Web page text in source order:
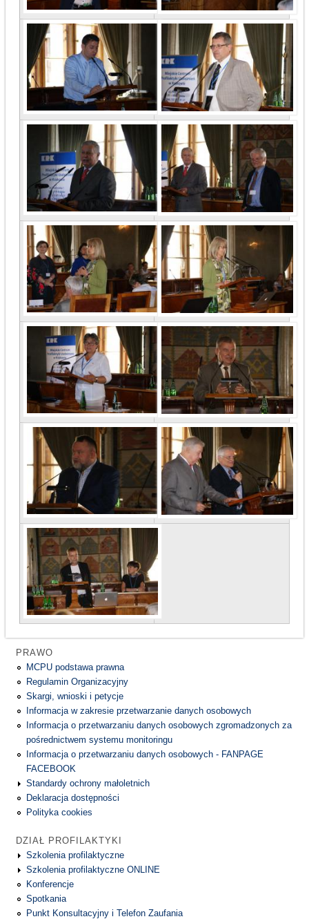
PRAWO
MCPU podstawa prawna
Regulamin Organizacyjny
Skargi, wnioski i petycje
Informacja w zakresie przetwarzanie danych osobowych
Informacja o przetwarzaniu danych osobowych zgromadzonych za
pośrednictwem systemu monitoringu
Informacja o przetwarzaniu danych osobowych - FANPAGE
FACEBOOK
Standardy ochrony małoletnich
Deklaracja dostępności
Polityka cookies
DZIAŁ PROFILAKTYKI
Szkolenia profilaktyczne
Szkolenia profilaktyczne ONLINE
Konferencje
Spotkania
Punkt Konsultacyjny i Telefon Zaufania